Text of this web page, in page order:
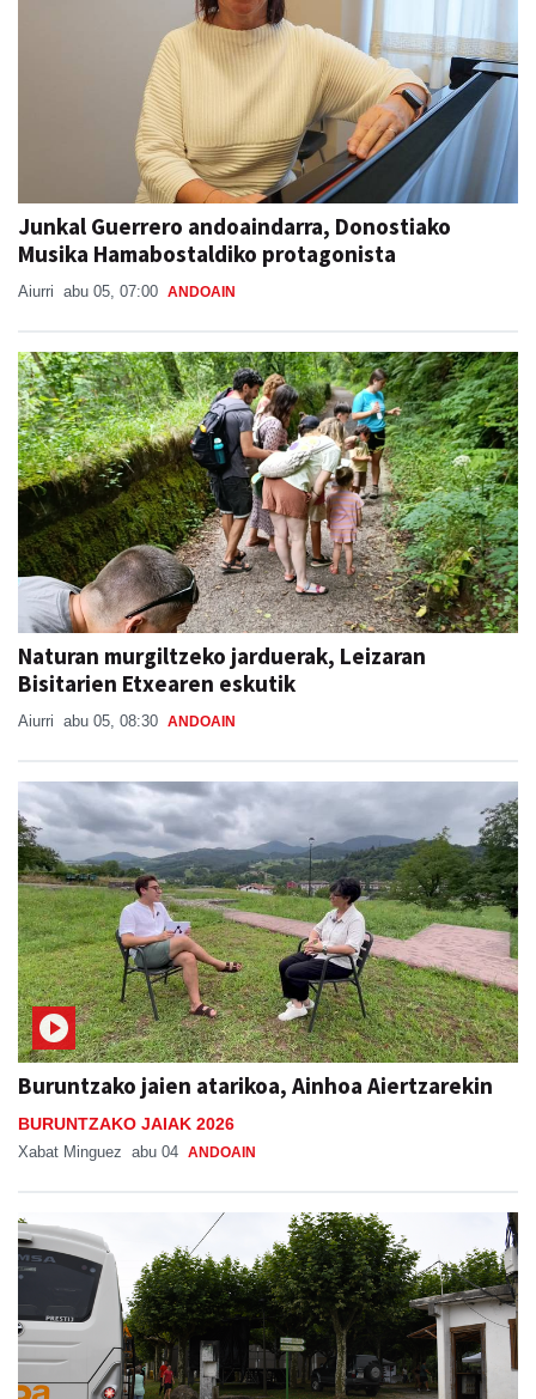
Junkal Guerrero andoaindarra, Donostiako
Musika Hamabostaldiko protagonista
Aiurri abu 05, 07:00 ANDOAIN
Naturan murgiltzeko jarduerak, Leizaran
Bisitarien Etxearen eskutik
Aiurri abu 05, 08:30 ANDOAIN
Buruntzako jaien atarikoa, Ainhoa Aiertzarekin
BURUNTZAKO JAIAK 2026
Xabat Minguez abu 04 ANDOAIN